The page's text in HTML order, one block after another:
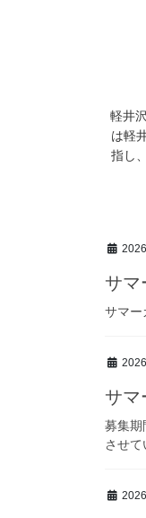
軽井
は軽
指し
サマ
サマー
サマ
募集期
させて